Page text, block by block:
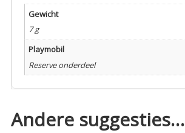
Gewicht
7 g
Playmobil
Reserve onderdeel
Andere suggesties…